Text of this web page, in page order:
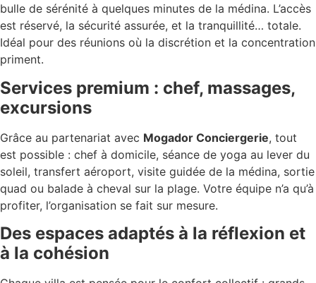
bulle de sérénité à quelques minutes de la médina. L’accès
est réservé, la sécurité assurée, et la tranquillité… totale.
Idéal pour des réunions où la discrétion et la concentration
priment.
Services premium : chef, massages,
excursions
Grâce au partenariat avec Mogador Conciergerie, tout
est possible : chef à domicile, séance de yoga au lever du
soleil, transfert aéroport, visite guidée de la médina, sortie
quad ou balade à cheval sur la plage. Votre équipe n’a qu’à
profiter, l’organisation se fait sur mesure.
Des espaces adaptés à la réflexion et
à la cohésion